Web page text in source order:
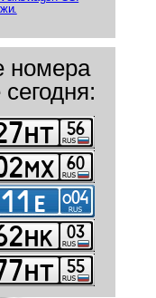
номера